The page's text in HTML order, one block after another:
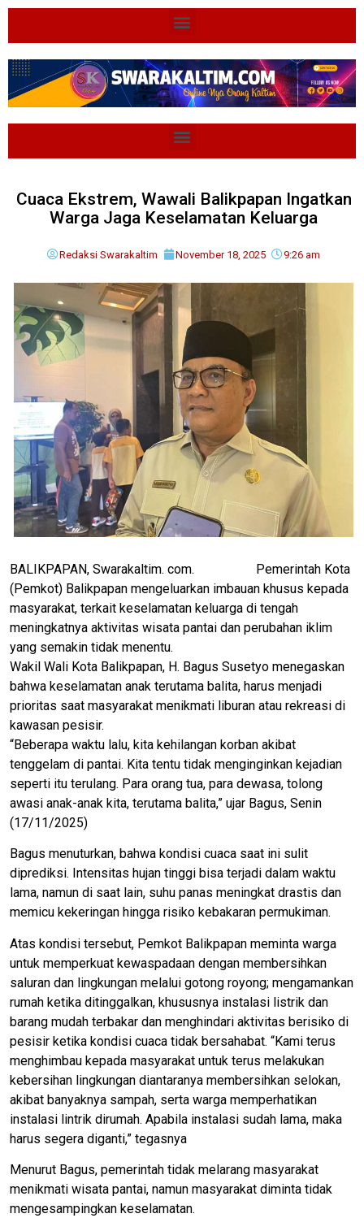
Cuaca Ekstrem, Wawali Balikpapan Ingatkan
Warga Jaga Keselamatan Keluarga
Redaksi Swarakaltim November 18, 2025 9:26 am
BALIKPAPAN, Swarakaltim. com. Pemerintah Kota
(Pemkot) Balikpapan mengeluarkan imbauan khusus kepada
masyarakat, terkait keselamatan keluarga di tengah
meningkatnya aktivitas wisata pantai dan perubahan iklim
yang semakin tidak menentu.
Wakil Wali Kota Balikpapan, H. Bagus Susetyo menegaskan
bahwa keselamatan anak terutama balita, harus menjadi
prioritas saat masyarakat menikmati liburan atau rekreasi di
kawasan pesisir.
“Beberapa waktu lalu, kita kehilangan korban akibat
tenggelam di pantai. Kita tentu tidak menginginkan kejadian
seperti itu terulang. Para orang tua, para dewasa, tolong
awasi anak-anak kita, terutama balita,” ujar Bagus, Senin
(17/11/2025)
Bagus menuturkan, bahwa kondisi cuaca saat ini sulit
diprediksi. Intensitas hujan tinggi bisa terjadi dalam waktu
lama, namun di saat lain, suhu panas meningkat drastis dan
memicu kekeringan hingga risiko kebakaran permukiman.
Atas kondisi tersebut, Pemkot Balikpapan meminta warga
untuk memperkuat kewaspadaan dengan membersihkan
saluran dan lingkungan melalui gotong royong; mengamankan
rumah ketika ditinggalkan, khususnya instalasi listrik dan
barang mudah terbakar dan menghindari aktivitas berisiko di
pesisir ketika kondisi cuaca tidak bersahabat. “Kami terus
menghimbau kepada masyarakat untuk terus melakukan
kebersihan lingkungan diantaranya membersihkan selokan,
akibat banyaknya sampah, serta warga memperhatikan
instalasi lintrik dirumah. Apabila instalasi sudah lama, maka
harus segera diganti,” tegasnya
Menurut Bagus, pemerintah tidak melarang masyarakat
menikmati wisata pantai, namun masyarakat diminta tidak
mengesampingkan keselamatan.